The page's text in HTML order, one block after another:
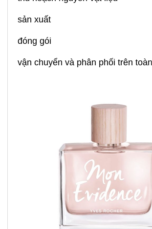
sản xuất
đóng gói
vận chuyển và phân phối trên